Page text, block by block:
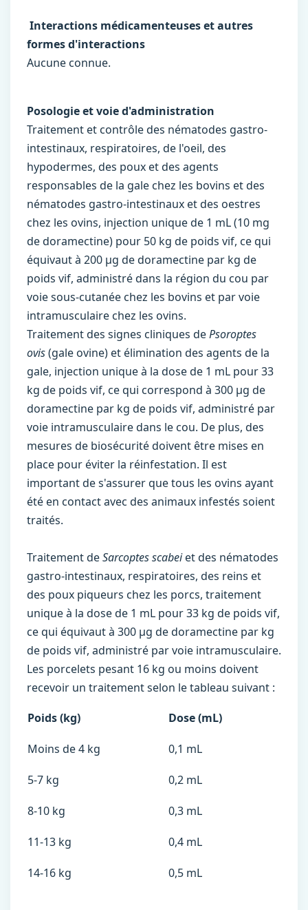
Interactions médicamenteuses et autres
formes d'interactions
Aucune connue.
Posologie et voie d'administration
Traitement et contrôle des nématodes gastro-
intestinaux, respiratoires, de l'oeil, des
hypodermes, des poux et des agents
responsables de la gale chez les bovins et des
nématodes gastro-intestinaux et des oestres
chez les ovins, injection unique de 1 mL (10 mg
de doramectine) pour 50 kg de poids vif, ce qui
équivaut à 200 µg de doramectine par kg de
poids vif, administré dans la région du cou par
voie sous-cutanée chez les bovins et par voie
intramusculaire chez les ovins.
Traitement des signes cliniques dePsoroptes
ovis(gale ovine) et élimination des agents de la
gale, injection unique à la dose de 1 mL pour 33
kg de poids vif, ce qui correspond à 300 µg de
doramectine par kg de poids vif, administré par
voie intramusculaire dans le cou. De plus, des
mesures de biosécurité doivent être mises en
place pour éviter la réinfestation. Il est
important de s'assurer que tous les ovins ayant
été en contact avec des animaux infestés soient
traités.
Traitement deSarcoptes scabeiet des nématodes
gastro-intestinaux, respiratoires, des reins et
des poux piqueurs chez les porcs, traitement
unique à la dose de 1 mL pour 33 kg de poids vif,
ce qui équivaut à 300 µg de doramectine par kg
de poids vif, administré par voie intramusculaire.
Les porcelets pesant 16 kg ou moins doivent
recevoir un traitement selon le tableau suivant :
Poids (kg)
Dose (mL)
Moins de 4 kg 0,1 mL
5-7 kg 0,2 mL
8-10 kg 0,3 mL
11-13 kg 0,4 mL
14-16 kg 0,5 mL